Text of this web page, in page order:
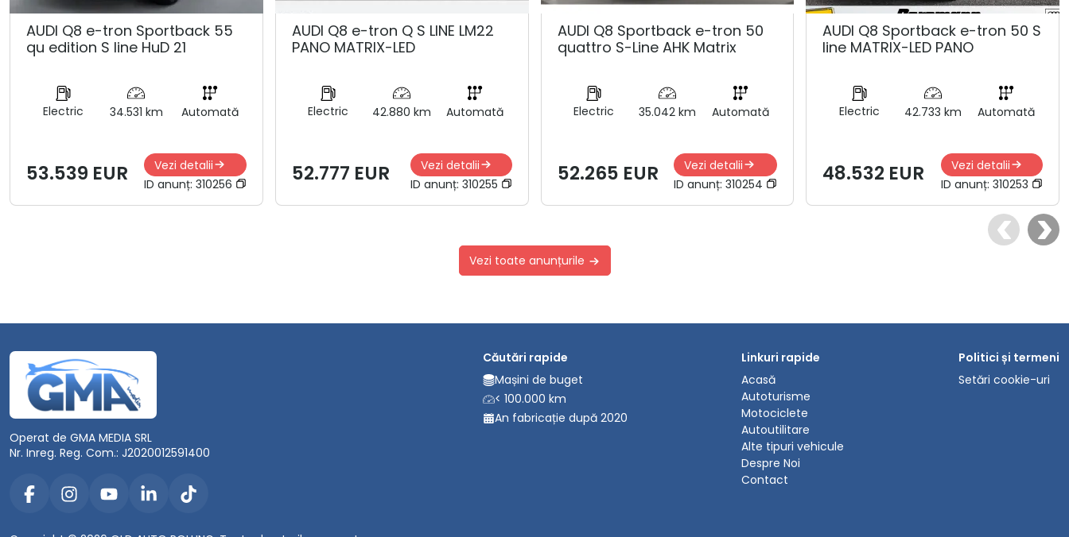
AUDI Q8 e-tron Sportback 55
qu edition S line HuD 21
Electric 34.531 km Automată
53.539 EUR
Vezi detalii
ID anunț: 310256
AUDI Q8 e-tron Q S LINE LM22
PANO MATRIX-LED
Electric 42.880 km Automată
52.777 EUR
Vezi detalii
ID anunț: 310255
AUDI Q8 Sportback e-tron 50
quattro S-Line AHK Matrix
Electric 35.042 km Automată
52.265 EUR
Vezi detalii
ID anunț:310254
AUDI Q8 Sportback e-tron 50 S
line MATRIX-LED PANO
Electric 42.733 km Automată
48.532 EUR
Vezi detalii
ID anunț: 310253
Vezi toate anunțurile
Operat de GMA MEDIA SRL
Nr. Inreg. Reg. Com.: J2020012591400
Căutări rapide
Mașini de buget
< 100.000 km
An fabricație după 2020
Linkuri rapide
Acasă
Autoturisme
Motociclete
Autoutilitare
Alte tipuri vehicule
Despre Noi
Contact
Politici și termeni
Setări cookie-uri